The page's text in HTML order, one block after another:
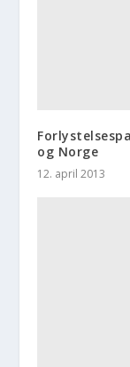
og Norge
12. april 2013